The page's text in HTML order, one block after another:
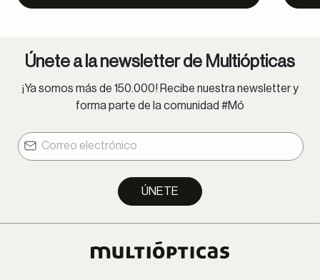
Únete a la newsletter de Multiópticas
¡Ya somos más de 150.000! Recibe nuestra newsletter y
forma parte de la comunidad #Mó
ÚNETE